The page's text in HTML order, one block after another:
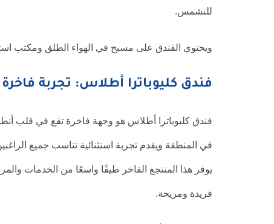
للتشمس.
ويحتوي الفندق على مسبح في الهواء الطلق ومكتب استقبال يعمل على مدار 24
فندق كليوباترا أطلاس: تجربة فاخرة
فندق كليوباترا أطلاس هو وجهة فاخرة تقع في قلب
في المنطقة ويقدم تجربة استثنائية تناسب جميع
يوفر هذا المنتجع الفاخر طيفًا واسعًا من الخدمات
فريدة ومريحة.